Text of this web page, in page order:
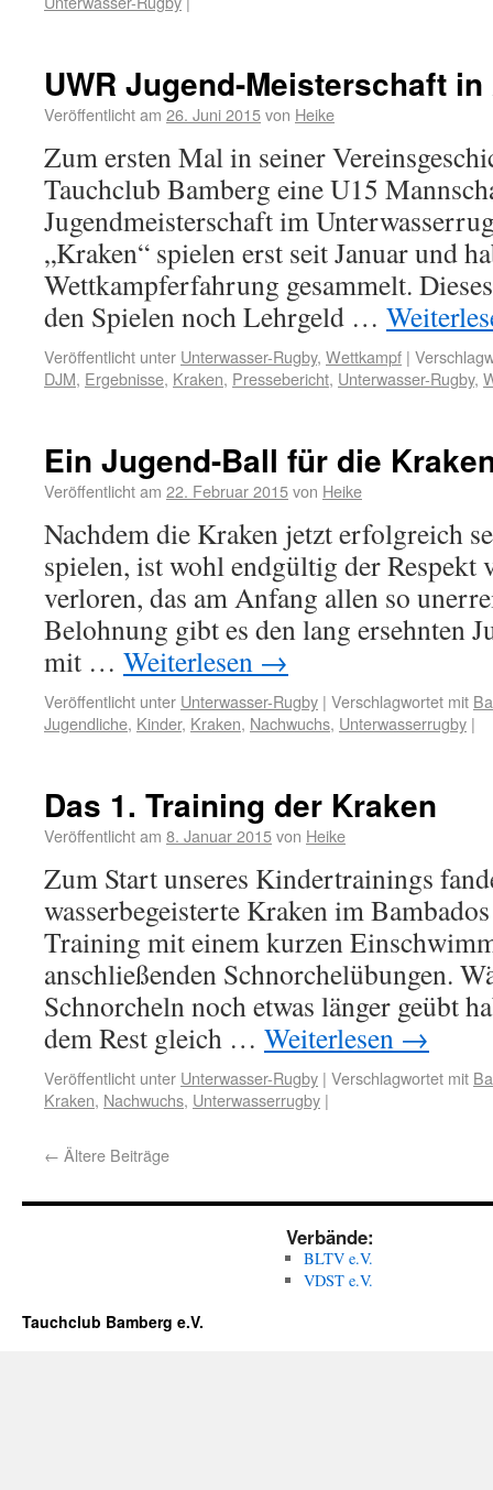
UWR Jugend-Meisterschaft
Veröffentlicht am 26. Juni 2015von Heike
Zum ersten Mal in seiner
Tauchclub Bamberg eine U15
Jugendmeisterschaft im
„Kraken“ spielen erst seit Januar und
Wettkampferfahrung gesammelt.
den Spielen noch Lehrgeld …
Veröffentlicht unter Unterwasser-Rugby, Wettkampf |
DJM, Ergebnisse, Kraken, Pressebericht, Unterwasser-Rugby,
Ein Jugend-Ball für die
Veröffentlicht am 22. Februar 2015von Heike
Nachdem die Kraken jetzt erfolgreich
spielen, ist wohl endgültig der Respekt
verloren, das am Anfang allen so
Belohnung gibt es den lang ersehnten
mit … Weiterlesen →
Veröffentlicht unter Unterwasser-Rugby | Verschlagwortet mit
Jugendliche, Kinder, Kraken, Nachwuchs, Unterwasserrugby |
Das 1. Training der Kraken
Veröffentlicht am 8. Januar 2015von Heike
Zum Start unseres Kindertrainings
wasserbegeisterte Kraken im
Training mit einem kurzen
anschließenden Schnorchel­übungen.
Schnorcheln noch etwas länger geübt
dem Rest gleich … Weiterlesen →
Veröffentlicht unter Unterwasser-Rugby | Verschlagwortet mit
Kraken, Nachwuchs, Unterwasserrugby |
← Ältere Beiträge
Verbände:
BLTV e.V.
VDST e.V.
Tauchclub Bamberg e.V.